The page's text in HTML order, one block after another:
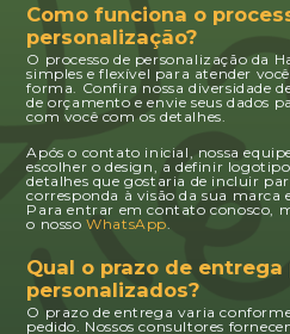
Como funciona o
personalização?
O processo de personalização da
simples e flexível para atender
forma. Confira nossa diversidade
de orçamento e envie seus dados
com você com os detalhes.
Após o contato inicial, nossa
escolher o design, a definir
detalhes que gostaria de incluir
corresponda à visão da sua marca
Para entrar em contato conosco,
o nossoWhatsApp
Qual o prazo de entrega
personalizados?
O prazo de entrega varia
pedido. Nossos consultores